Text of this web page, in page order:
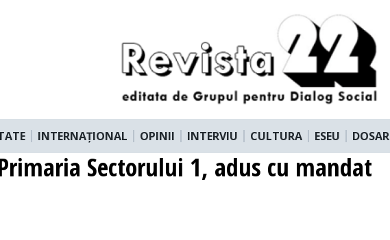
INTERNAȚIONAL OPINII INTERVIU CULTURA ESEU DOSAR
Sectorului 1, adus cu mandat